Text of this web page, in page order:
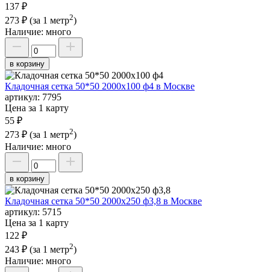
137 ₽
273 ₽ (за 1 метр2)
Наличие: много
в корзину
Кладочная сетка 50*50 2000х100 ф4 в Москве
артикул: 7795
Цена за 1 карту
55 ₽
273 ₽ (за 1 метр2)
Наличие: много
в корзину
Кладочная сетка 50*50 2000х250 ф3,8 в Москве
артикул: 5715
Цена за 1 карту
122 ₽
243 ₽ (за 1 метр2)
Наличие: много